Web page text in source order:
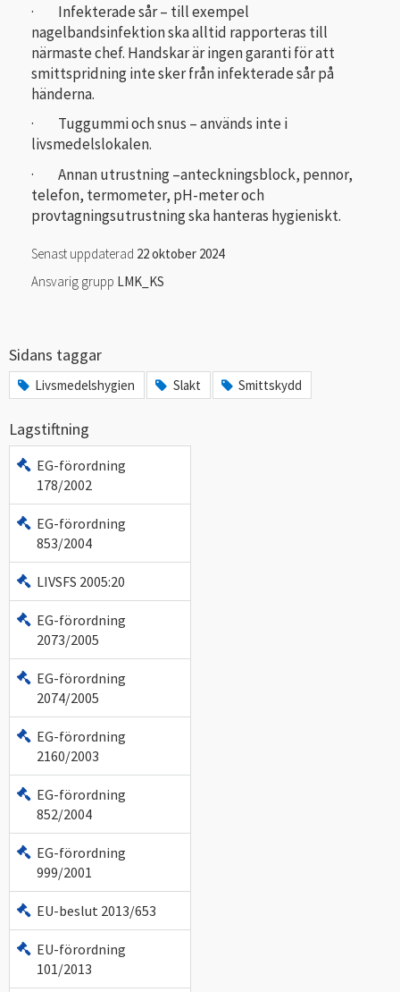
· Infekterade sår – till exempel
nagelbandsinfektion ska alltid rapporteras till
närmaste chef. Handskar är ingen garanti för att
smittspridning inte sker från infekterade sår på
händerna.
· Tuggummi och snus – används inte i
livsmedelslokalen.
· Annan utrustning –anteckningsblock, pennor,
telefon, termometer, pH-meter och
provtagningsutrustning ska hanteras hygieniskt.
Senast uppdaterad 22 oktober 2024
Ansvarig grupp LMK_KS
Sidans taggar
Livsmedelshygien Slakt Smittskydd
Lagstiftning
EG-förordning
178/2002
EG-förordning
853/2004
LIVSFS 2005:20
EG-förordning
2073/2005
EG-förordning
2074/2005
EG-förordning
2160/2003
EG-förordning
852/2004
EG-förordning
999/2001
EU-beslut 2013/653
EU-förordning
101/2013